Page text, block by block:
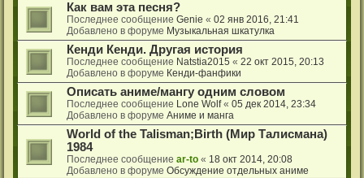
Как вам эта песня?
Последнее сообщение Genie « 02 янв 2016, 21:41
Добавлено в форуме Музыкальная шкатулка
Кенди Кенди. Другая история
Последнее сообщение Natstia2015 « 22 окт 2015, 20:13
Добавлено в форуме Кенди-фанфики
Описать аниме/мангу одним словом
Последнее сообщение Lone Wolf« 05 дек 2014, 23:34
Добавлено в форуме Аниме и манга
World of the Talisman;Birth (Мир Талисмана)
1984
Последнее сообщение ar-to « 18 окт 2014, 20:08
Добавлено в форуме Обсуждение отдельных аниме